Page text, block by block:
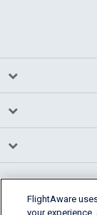
FlightAware
your